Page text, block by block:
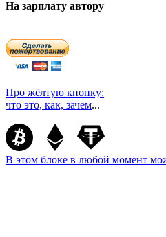
На зарплату автору
Про жёлтую кнопку:
что это, как, зачем...
В этом блоке в любой момент